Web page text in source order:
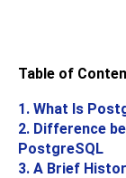
Table of
1. What Is
2. Difference
PostgreSQL
3. A Brief